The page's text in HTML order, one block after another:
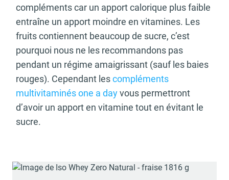
compléments car un apport calorique plus faible
entraîne un apport moindre en vitamines. Les
fruits contiennent beaucoup de sucre, c’est
pourquoi nous ne les recommandons pas
pendant un régime amaigrissant (sauf les baies
rouges). Cependant lescompléments
multivitaminés one a dayvous permettront
d’avoir un apport en vitamine tout en évitant le
sucre.